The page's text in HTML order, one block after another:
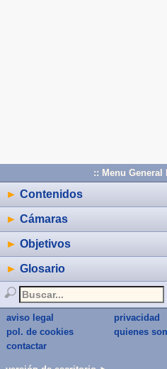
:: Menu General
► Contenidos
► Cámaras
► Objetivos
► Glosario
aviso legal
privacidad
pol. de cookies
quienes
contactar